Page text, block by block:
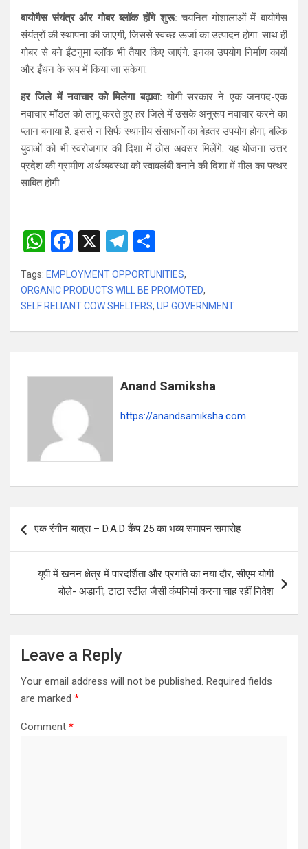
बायोगैस संयंत्र और गोबर ब्लॉक होंगे शुरू: चयनित गोशालाओं में बायोगैस
संयंत्रों की स्थापना की जाएगी, जिससे स्वच्छ ऊर्जा का उत्पादन होगा. साथ ही
गोबर से बने ईंटनुमा ब्लॉक भी तैयार किए जाएंगे. इनका उपयोग निर्माण कार्यों
और ईंधन के रूप में किया जा सकेगा.
हर जिले में नवाचार को मिलेगा बढ़ावा:योगी सरकार ने एक जनपद-एक
नवाचार मॉडल को लागू करते हुए हर जिले में उसके अनुरूप नवाचार करने का
प्लान बनाया है. इससे न सिर्फ स्थानीय संसाधनों का बेहतर उपयोग होगा, बल्कि
युवाओं को भी स्वरोजगार की दिशा में ठोस अवसर मिलेंगे. यह योजना उत्तर
प्रदेश की ग्रामीण अर्थव्यवस्था को स्वावलंबी बनाने की दिशा में मील का पत्थर
साबित होगी.
W
h
at
s
A
p
F
a
ce
b
o
k
X
T
el
e
gr
a
h
ar
e
Tags: EMPLOYMENT OPPORTUNITIES,
ORGANIC PRODUCTS WILL BE PROMOTED,
SELF RELIANT COW SHELTERS, UP GOVERNMENT
Anand Samiksha
https://anandsamiksha.com
एक रंगीन यात्रा – D.A.D कैंप 25 का भव्य समापन समारोह
यूपी में खनन क्षेत्र में पारदर्शिता और प्रगति का नया दौर, सीएम योगी
बोले- अडानी, टाटा स्टील जैसी कंपनियां करना चाह रहीं निवेश
Leave a Reply
Your email address will not be published. Required fields
are marked *
Comment *